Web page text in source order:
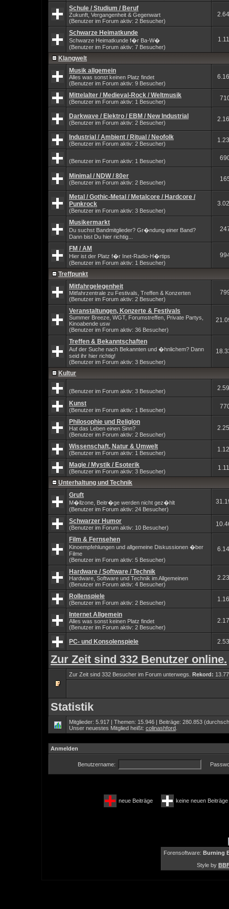
Schule / Studium / Beruf
Zukunft, Vergangenheit & Gegenwart
(Benutzer im Forum aktiv: 2 Besucher)
Schwarze Heimatkunde
Schwarze Heimatkunde f�r Ba-W�
(Benutzer im Forum aktiv: 7 Besucher)
Klangwelt
Musik allgemein
Alles was sonst keinen Platz findet
(Benutzer im Forum aktiv: 9 Besucher)
Mittelalter / Medieval-Rock / Weltmusik
(Benutzer im Forum aktiv: 1 Besucher)
Darkwave / Elektro / EBM / New Industrial
(Benutzer im Forum aktiv: 2 Besucher)
Industrial / Ambient / Ritual / Neofolk
(Benutzer im Forum aktiv: 2 Besucher)
(Benutzer im Forum aktiv: 1 Besucher)
Minimal / NDW / 80er
(Benutzer im Forum aktiv: 2 Besucher)
Metal / Gothic-Metal / Metalcore / Hardcore /
Punkrock
(Benutzer im Forum aktiv: 3 Besucher)
Musikermarkt
Du suchst Bandmitglieder? Gr�ndung einer Band?
Dann bist Du hier richtig...
FM / AM
Hier ist der Platz f�r Inet-Radio-H�rtips
(Benutzer im Forum aktiv: 1 Besucher)
Treffpunkt
Mitfahrgelegenheit
Mitfahrzentrale zu Festivals, Treffen & Konzerten
(Benutzer im Forum aktiv: 2 Besucher)
Veranstaltungen, Konzerte & Festivals
Summer Breeze, WGT, Forumstreffen, Private Partys,
Kinoabende usw
(Benutzer im Forum aktiv: 36 Besucher)
Treffen & Bekanntschaften
Auf der Suche nach Bekannten und �hnlichem? Dann
seid ihr hier richtig!
(Benutzer im Forum aktiv: 3 Besucher)
Kultur
(Benutzer im Forum aktiv: 3 Besucher)
Kunst
(Benutzer im Forum aktiv: 1 Besucher)
Philosophie und Religion
Hat das Leben einen Sinn?
(Benutzer im Forum aktiv: 2 Besucher)
Wissenschaft, Natur & Umwelt
(Benutzer im Forum aktiv: 1 Besucher)
Magie / Mystik / Esoterik
(Benutzer im Forum aktiv: 3 Besucher)
Unterhaltung und Technik
Gruft
M�llzone, Beitr�ge werden nicht gez�hlt
(Benutzer im Forum aktiv: 24 Besucher)
Schwarzer Humor
(Benutzer im Forum aktiv: 10 Besucher)
Film & Fernsehen
Kinoempfehlungen und allgemeine Diskussionen �ber
Filme
(Benutzer im Forum aktiv: 5 Besucher)
Hardware / Software / Technik
Hardware, Software und Technik im Allgemeinen
(Benutzer im Forum aktiv: 4 Besucher)
Rollenspiele
(Benutzer im Forum aktiv: 2 Besucher)
Internet Allgemein
Alles was sonst keinen Platz findet
(Benutzer im Forum aktiv: 2 Besucher)
PC- und Konsolenspiele
Zur Zeit sind 332 Benutzer online.
Zur Zeit sind 332 Besucher im Forum unterwegs. Rekord:
Statistik
Mitglieder: 5.917 | Themen: 15.946 | Beiträge: 280.853
Unser neuestes Mitglied heißt: colinashford
Anmelden
Benutzername:
neue Beiträge keine neuen
Forensoftware: Burning
Style by